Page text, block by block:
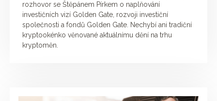
rozhovor se Štěpánem Pírkem o naplňování
investičních vizí Golden Gate, rozvoji investiční
společnosti a fondů Golden Gate. Nechybí ani tradiční
kryptookénko věnované aktuálnímu dění na trhu
kryptoměn.